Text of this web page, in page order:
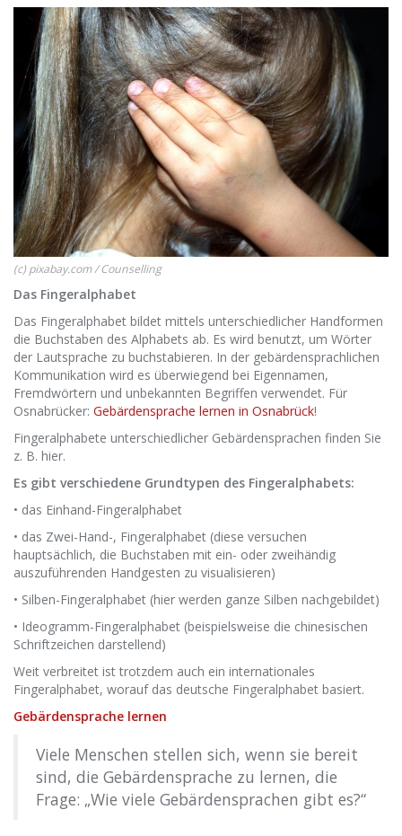
(c) pixabay.com / Counselling
Das Fingeralphabet
Das Fingeralphabet bildet mittels unterschiedlicher Handformen
die Buchstaben des Alphabets ab. Es wird benutzt, um Wörter
der Lautsprache zu buchstabieren. In der gebärdensprachlichen
Kommunikation wird es überwiegend bei Eigennamen,
Fremdwörtern und unbekannten Begriffen verwendet. Für
Osnabrücker: Gebärdensprache lernen in Osnabrück!
Fingeralphabete unterschiedlicher Gebärdensprachen finden Sie
z. B. hier.
Es gibt verschiedene Grundtypen des Fingeralphabets:
• das Einhand-Fingeralphabet
• das Zwei-Hand-, Fingeralphabet (diese versuchen
hauptsächlich, die Buchstaben mit ein- oder zweihändig
auszuführenden Handgesten zu visualisieren)
• Silben-Fingeralphabet (hier werden ganze Silben nachgebildet)
• Ideogramm-Fingeralphabet (beispielsweise die chinesischen
Schriftzeichen darstellend)
Weit verbreitet ist trotzdem auch ein internationales
Fingeralphabet, worauf das deutsche Fingeralphabet basiert.
Gebärdensprache lernen
Viele Menschen stellen sich, wenn sie bereit
sind, die Gebärdensprache zu lernen, die
Frage: „Wie viele Gebärdensprachen gibt es?“